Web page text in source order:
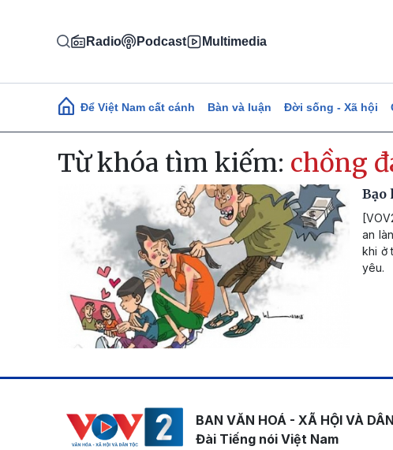
Radio Podcast Multimedia
Main navigation
Để Việt Nam cất cánh Bàn và luận Đời sống - Xã hội
Từ khóa tìm kiếm: chồng
Bạo
an
khi ở
yêu.
BAN VĂN HOÁ - XÃ HỘI VÀ
Đài Tiếng nói Việt Nam